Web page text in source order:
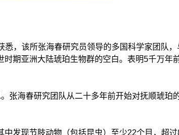
悉，该所张海春研究员领导的多国科学家团队
期亚洲大陆琥珀生物群的空白。表明5千万年
海春研究团队从二十多年前开始对抚顺琥珀
现节肢动物（包括昆虫）至少22个目，超过